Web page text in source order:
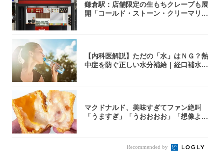
鎌倉駅：店舗限定の生もちクレープも展
開「コールド・ストーン・クリーマリ
【内科医解説】ただの「水」はＮＧ？熱
中症を防ぐ正しい水分補給｜経口補水
マクドナルド、美味すぎてファン絶叫
「うますぎ」「うおおおお」「想像より
Recommended by